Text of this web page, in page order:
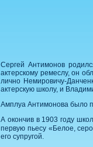
Сергей Антимонов
актерскому ремеслу, он
лично Немировичу-
актерскую школу, и
Амплуа Антимонова было
А окончив в 1903 году
первую пьесу «Белое,
его супругой.